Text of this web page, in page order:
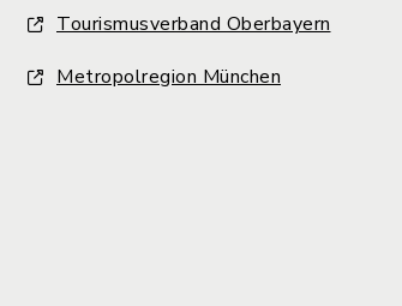
Tourismusverband Oberbayern
Metropolregion München